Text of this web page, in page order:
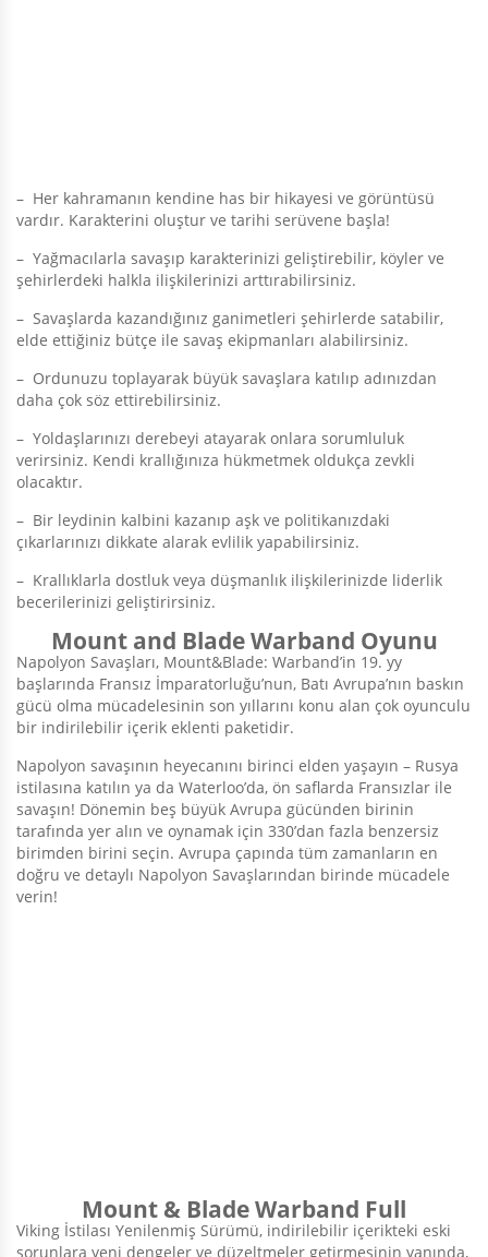
– Her kahramanın kendine has bir hikayesi ve görüntüsü
vardır. Karakterini oluştur ve tarihi serüvene başla!
– Yağmacılarla savaşıp karakterinizi geliştirebilir, köyler ve
şehirlerdeki halkla ilişkilerinizi arttırabilirsiniz.
– Savaşlarda kazandığınız ganimetleri şehirlerde satabilir,
elde ettiğiniz bütçe ile savaş ekipmanları alabilirsiniz.
– Ordunuzu toplayarak büyük savaşlara katılıp adınızdan
daha çok söz ettirebilirsiniz.
– Yoldaşlarınızı derebeyi atayarak onlara sorumluluk
verirsiniz. Kendi krallığınıza hükmetmek oldukça zevkli
olacaktır.
– Bir leydinin kalbini kazanıp aşk ve politikanızdaki
çıkarlarınızı dikkate alarak evlilik yapabilirsiniz.
– Krallıklarla dostluk veya düşmanlık ilişkilerinizde liderlik
becerilerinizi geliştirirsiniz.
Mount and Blade Warband Oyunu
Napolyon Savaşları, Mount&Blade: Warband’in 19. yy
başlarında Fransız İmparatorluğu’nun, Batı Avrupa’nın baskın
gücü olma mücadelesinin son yıllarını konu alan çok oyunculu
bir indirilebilir içerik eklenti paketidir.
Napolyon savaşının heyecanını birinci elden yaşayın – Rusya
istilasına katılın ya da Waterloo’da, ön saflarda Fransızlar ile
savaşın! Dönemin beş büyük Avrupa gücünden birinin
tarafında yer alın ve oynamak için 330’dan fazla benzersiz
birimden birini seçin. Avrupa çapında tüm zamanların en
doğru ve detaylı Napolyon Savaşlarından birinde mücadele
verin!
Mount & Blade Warband Full
Viking İstilası Yenilenmiş Sürümü, indirilebilir içerikteki eski
sorunlara yeni dengeler ve düzeltmeler getirmesinin yanında,